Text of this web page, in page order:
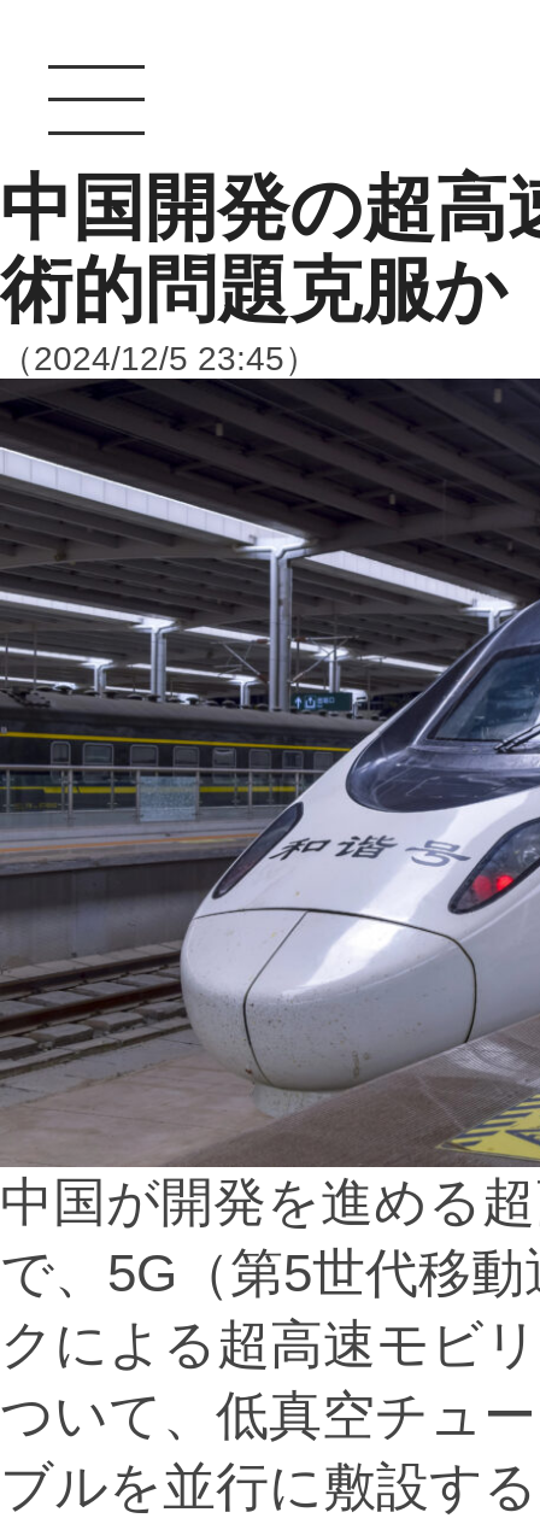
中国開発の超高
術的問題克服か
（2024/12/5 23:45）
中国が開発を進める
で、5G（第5世代移
クによる超高速モビ
ついて、低真空チュ
ブルを並行に敷設す